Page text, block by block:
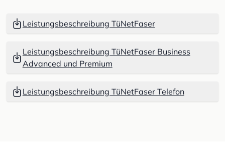
Leistungsbeschreibung TüNetFaser
Leistungsbeschreibung TüNetFaser Business
Advanced und Premium
Leistungsbeschreibung TüNetFaser Telefon